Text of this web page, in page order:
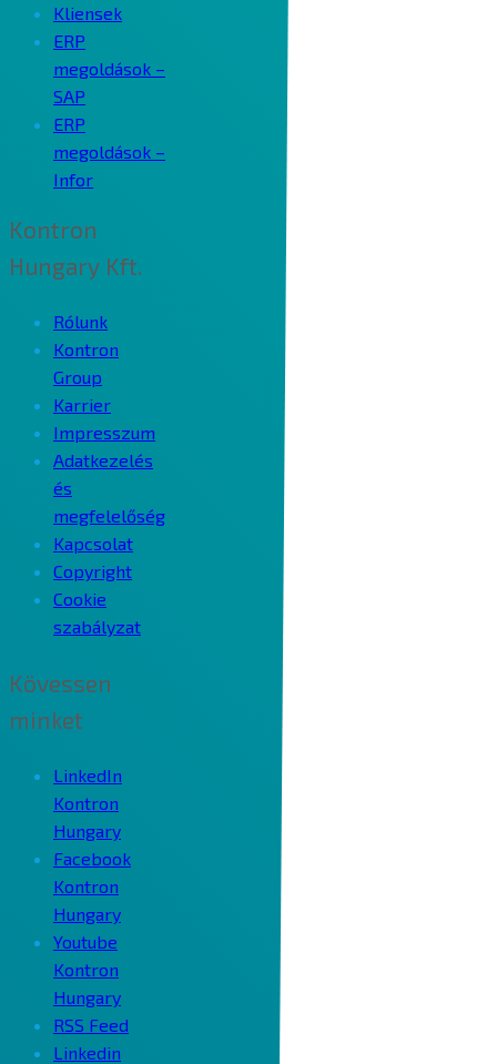
Kliensek
ERP
megoldások –
SAP
ERP
megoldások –
Infor
Kontron
Hungary Kft.
Rólunk
Kontron
Group
Karrier
Impresszum
Adatkezelés
és
megfelelőség
Kapcsolat
Copyright
Cookie
szabályzat
Kövessen
minket
LinkedIn
Kontron
Hungary
Facebook
Kontron
Hungary
Youtube
Kontron
Hungary
RSS Feed
Linkedin